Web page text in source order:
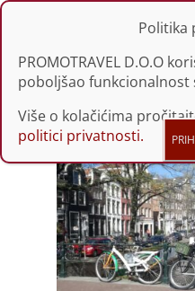
Politika
PROMOTRAVEL D.O.O
poboljšao funkcionalnost
Više o kolačićima
politici privatnosti.